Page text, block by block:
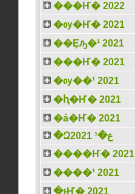
���Ҥ� 2022
�ѹ�Ҥ� 2021
��Ȩԡ�¹ 2021
���Ҥ� 2021
�ѹ��¹ 2021
�ԧ�Ҥ� 2021
�á�Ҥ� 2021
�Զع�¹ 2021
����Ҥ� 2021
����¹ 2021
�չҤ� 2021